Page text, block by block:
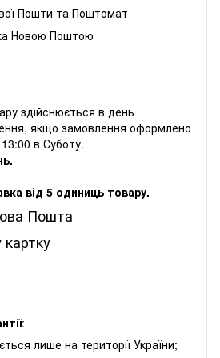
Пошти та Поштомат
Новою Поштою
здійснюється в день
якщо замовлення оформлено
в Суботу.
від 5 одиниць товару.
Пошта
картку
:
лише на території України;